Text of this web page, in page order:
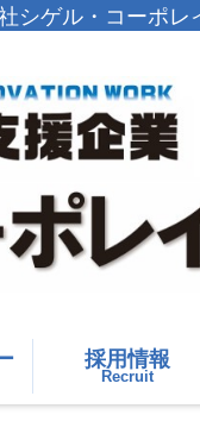
シゲル・コーポレ
採用情報
Recruit